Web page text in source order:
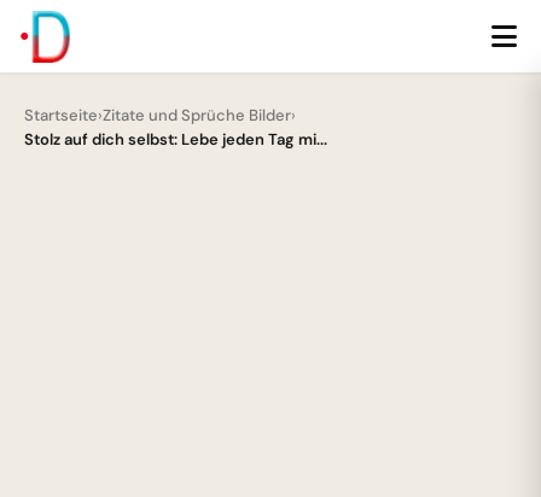
Startseite›Zitate und Sprüche Bilder›
Stolz auf dich selbst: Lebe jeden Tag mi...